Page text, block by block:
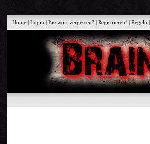
Home |Login |Passwort vergessen? |Registrieren! |Regeln |